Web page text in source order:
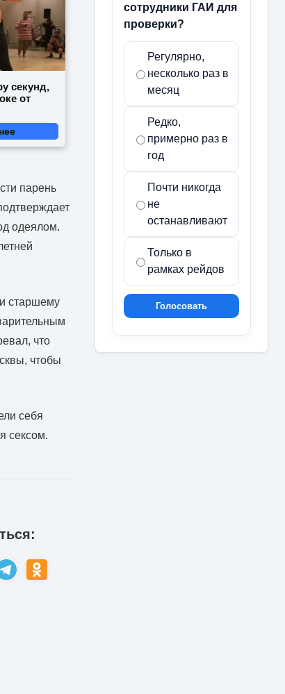
секунд,
от
парень
одеялом.
старшему
что
чтобы
себя
сексом.
сотрудники ГАИ для
проверки?
Регулярно,
несколько раз в
месяц
Редко,
примерно раз в
год
Почти никогда
не
останавливают
Только в
рамках рейдов
Голосовать